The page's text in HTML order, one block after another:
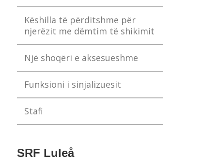
Këshilla të përditshme për
njerëzit me dëmtim të shikimit
Një shoqëri e aksesueshme
Funksioni i sinjalizuesit
Stafi
SRF Luleå